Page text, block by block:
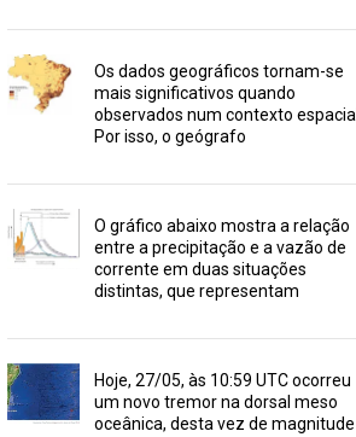
Os dados geográficos tornam-se
mais significativos quando
observados num contexto espacial.
Por isso, o geógrafo
O gráfico abaixo mostra a relação
entre a precipitação e a vazão de
corrente em duas situações
distintas, que representam
Hoje, 27/05, às 10:59 UTC ocorreu
um novo tremor na dorsal meso
oceânica, desta vez de magnitude